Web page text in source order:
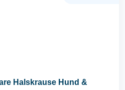
Halskrause Hund &